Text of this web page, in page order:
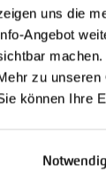
uns die
Angebot
machen.
zu
können Ihre
Notwendig
Uhr
uns eine E-Mail